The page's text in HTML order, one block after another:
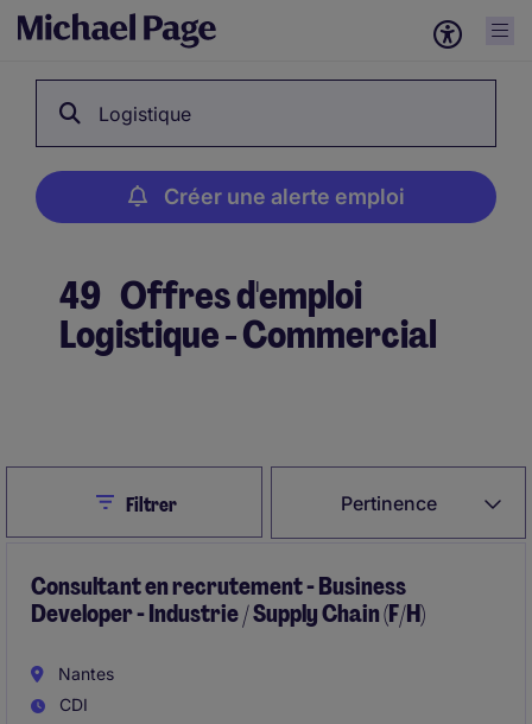
Logistique
Créer une alerte emploi
49 Offres d'emploi
Logistique - Commercial
Pertinence
CloseFiltrer
Consultant en recrutement - Business
Developer - Industrie / Supply Chain (F/H)
Nantes
CDI